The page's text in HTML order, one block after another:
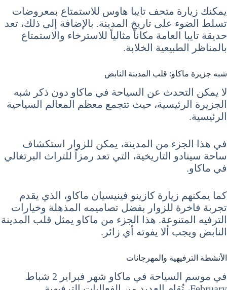
يمكنك زيارة متحف تايبا هاوس للاستمتاع بمعروضات
تسلط الضوء على تاريخ المدينة. بالإضافة إلى ذلك، تعد
حديقة تايبا العامة مكاناً مثالياً للاسترخاء والاستمتاع
بالمناظر الطبيعية الخلابة.
شبه جزيرة ماكاو: قلب المدينة النابض
لا يمكن التحدث عن السياحة في ماكاو دون ذكر شبه
الجزيرة الرئيسية، حيث تتجمع معظم المعالم السياحية
الرئيسية.
في هذا الجزء من المدينة، يمكن للزوار استكشاف
ساحة سينادو التاريخية، التي تعد رمزاً للتراث البرتغالي
في ماكاو.
كما يمكنهم زيارة كازينو فينيسيان ماكاو، الذي يقدم
تجربة فاخرة للزوار بفضل تصاميمه المذهلة وخيارات
الترفيه المتنوعة. هذا الجزء من ماكاو يمثل قلب المدينة
النابض ويجب ألا يفوته أي زائر.
الأنشطة الترفيهية والمهرجانات
في موسم السياحة في ماكاو شهر فبراير 2 شباط